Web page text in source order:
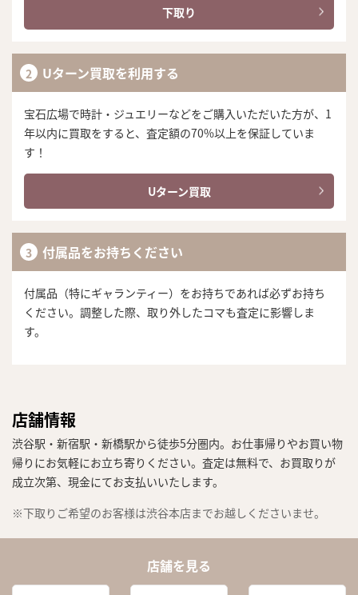
下取り
Uターン買取を利用する
宝石広場で時計・ジュエリーなどをご購入いただいた方が、1
年以内に買取をすると、査定額の70%以上を保証していま
す！
Uターン買取
付属品をお持ちください
付属品（特にギャランティー）をお持ちであれば必ずお持ち
ください。調整した際、取り外したコマも査定に影響しま
す。
店舗情報
渋谷駅・新宿駅・新橋駅から徒歩5分圏内。お仕事帰りやお買い物
帰りにお気軽にお立ち寄りください。査定は無料で、お買取りが
成立次第、現金にてお支払いいたします。
※下取りご希望のお客様は渋谷本店までお越しくださいませ。
店舗を見る